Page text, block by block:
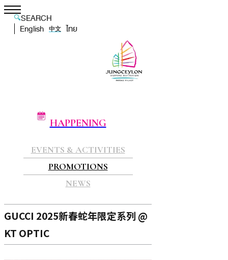
SEARCH
English
中文 ไทย
HAPPENING
EVENTS & ACTIVITIES
PROMOTIONS
NEWS
GUCCI 2025新春蛇年限定系列 @
KT OPTIC